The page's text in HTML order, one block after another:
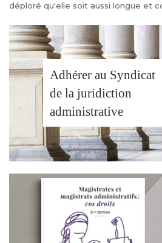
déploré qu'elle soit aussi longue et
Adhérer au Syndicat
de la juridiction
administrative